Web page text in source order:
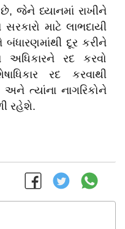
છે,જેને ધ્યાનમાં રાખીને
માટે લાભદાયી
દૂર કરીને
રદ કરવો
રદ કરવાથી
ત્યાંના નાગરિકોને
રહેશે.